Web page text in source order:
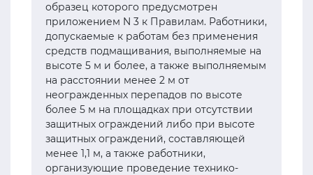
образец которого предусмотрен
приложением N 3 к Правилам. Работники,
допускаемые к работам без применения
средств подмащивания, выполняемые на
высоте 5 м и более, а также выполняемым
на расстоянии менее 2 м от
неогражденных перепадов по высоте
более 5 м на площадках при отсутствии
защитных ограждений либо при высоте
защитных ограждений, составляющей
менее 1,1 м, а также работники,
организующие проведение технико-